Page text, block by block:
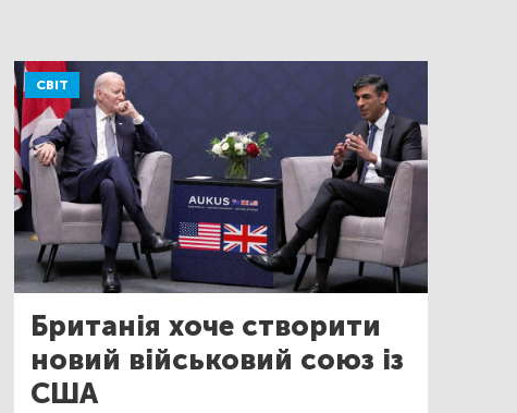
СВІТ
Британія хоче створити
новий військовий союз із
США